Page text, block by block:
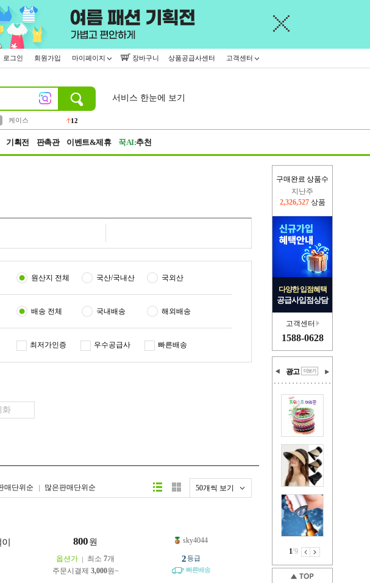
로그인 회원가입 마이페이지 장바구니 상품공급사센터 고객센터
케이스
12
서비스 한눈에 보기
기획전 판촉관 이벤트&제휴 꾹AI:추천
구매완료 상품수
지난주
2,326,527상품
이번주
2,227,263 상품
다양한 입점혜택
공급사입점상담
고객센터
1588-0628
광고
1/9
원산지 전체 국산/국내산 국외산
배송 전체 국내배송 해외배송
최저가인증 우수공급사 빠른배송
매단위순 많은판매단위순 50개씩 보기
800 원
옵션가 최소 7개
주문시결제 3,000원~
sky4044
2등급
빠른배송